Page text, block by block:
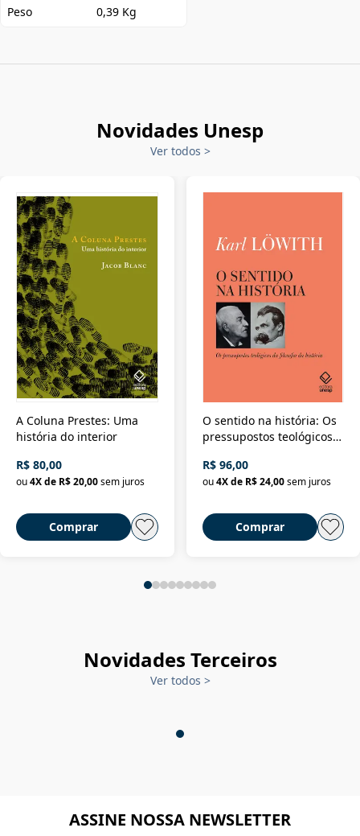
Peso
0,39 Kg
Novidades Unesp
Ver todos >
A Coluna Prestes: Uma
história do interior
R$ 80,00
ou4X de R$ 20,00sem juros
Comprar
O sentido na história: Os
pressupostos teológicos
R$ 96,00
ou 4X de R$ 24,00 sem juros
Comprar
Novidades Terceiros
Ver todos >
ASSINE NOSSA NEWSLETTER